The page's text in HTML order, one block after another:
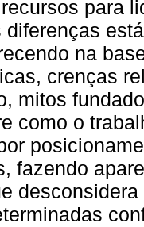
para
diferenças
na
crenças
mitos
como o
fazendo